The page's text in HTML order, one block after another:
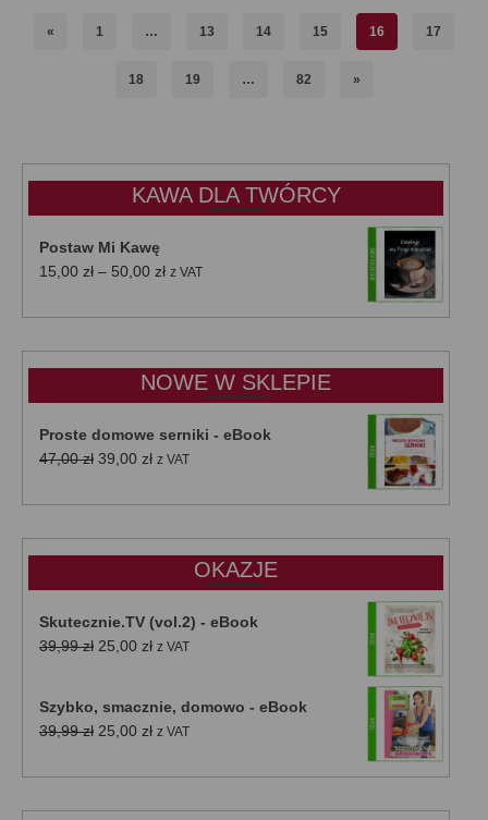
« 1 … 13 14 15 16 17
18 19 … 82 »
KAWA DLA TWÓRCY
Postaw Mi Kawę
15,00 zł – 50,00 złZakres
od
do
50,00 zł
z VAT
NOWE W SKLEPIE
Proste domowe serniki - eBook
47,00zł Pierwotna
wynosiła:
39,00 złAktualna
wynosi:
z VAT
OKAZJE
Skutecznie.TV (vol.2) - eBook
39,99zł Pierwotna
39,99 zł.
25,00 złAktualna
25,00 zł.
z VAT
Szybko, smacznie, domowo - eBook
39,99zł Pierwotna
wynosiła:
25,00 złAktualna
wynosi:
z VAT